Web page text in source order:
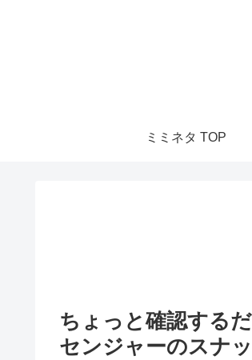
ミミネタ TOP
ちょっと確認する
センジャーのスナ